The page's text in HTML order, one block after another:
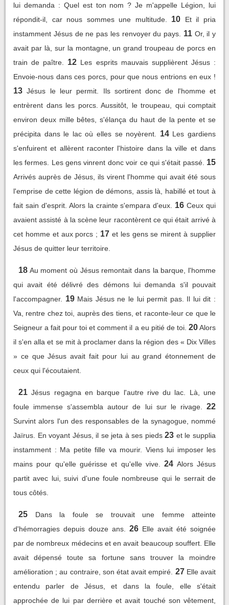
lui demanda : Quel est ton nom ? Je m'appelle Légion, lui
répondit-il, car nous sommes une multitude.
10
Et il pria
instamment Jésus de ne pas les renvoyer du pays.
11 Or, il y
avait par là, sur la montagne, un grand troupeau de porcs en
train de paître.
12 Les esprits mauvais supplièrent Jésus :
Envoie-nous dans ces porcs, pour que nous entrions en eux !
13 Jésus le leur permit. Ils sortirent donc de l'homme et
entrèrent dans les porcs. Aussitôt, le troupeau, qui comptait
environ deux mille bêtes, s'élança du haut de la pente et se
précipita dans le lac où elles se noyèrent.
14 Les gardiens
s'enfuirent et allèrent raconter l'histoire dans la ville et dans
les fermes. Les gens vinrent donc voir ce qui s'était passé. 15
Arrivés auprès de Jésus, ils virent l'homme qui avait été sous
l'emprise de cette légion de démons, assis là, habillé et tout à
fait sain d'esprit. Alors la crainte s'empara d'eux.
16 Ceux qui
avaient assisté à la scène leur racontèrent ce qui était arrivé à
cet homme et aux porcs ; 17 et les gens se mirent à supplier
Jésus de quitter leur territoire.
18 Au moment où Jésus remontait dans la barque, l'homme
qui avait été délivré des démons lui demanda s'il pouvait
l'accompagner.
19 Mais Jésus ne le lui permit pas. Il lui dit :
Va, rentre chez toi, auprès des tiens, et raconte-leur ce que le
Seigneur a fait pour toi et comment il a eu pitié de toi. 20Alors
il s'en alla et se mit à proclamer dans la région des « Dix Villes
» ce que Jésus avait fait pour lui au grand étonnement de
ceux qui l'écoutaient.
21 Jésus regagna en barque l'autre rive du lac. Là, une
foule immense s'assembla autour de lui sur le rivage.
22
Survint alors l'un des responsables de la synagogue, nommé
Jaïrus. En voyant Jésus, il se jeta à ses pieds 23 et le supplia
instamment : Ma petite fille va mourir. Viens lui imposer les
mains pour qu'elle guérisse et qu'elle vive.
24 Alors Jésus
partit avec lui, suivi d'une foule nombreuse qui le serrait de
tous côtés.
25
Dans la foule se trouvait une femme atteinte
d'hémorragies depuis douze ans.
26 Elle avait été soignée
par de nombreux médecins et en avait beaucoup souffert. Elle
avait dépensé toute sa fortune sans trouver la moindre
amélioration ; au contraire, son état avait empiré. 27 Elle avait
entendu parler de Jésus, et dans la foule, elle s'était
approchée de lui par derrière et avait touché son vêtement,